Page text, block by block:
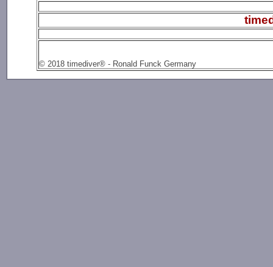
© 2018 timediver® - Ronald Funck Germany